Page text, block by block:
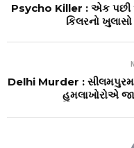
Psycho Killer : એક પછી
કિલરનો
Delhi Murder : સીલમપુરમાં
હુમલાખોરોએ